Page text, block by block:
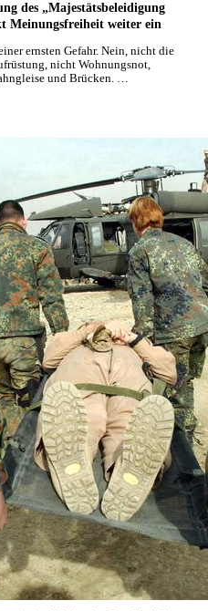
des „Majestätsbeleidigung
Meinungsfreiheit weiter ein
ernsten Gefahr. Nein, nicht die
nicht Wohnungsnot,
und Brücken. …